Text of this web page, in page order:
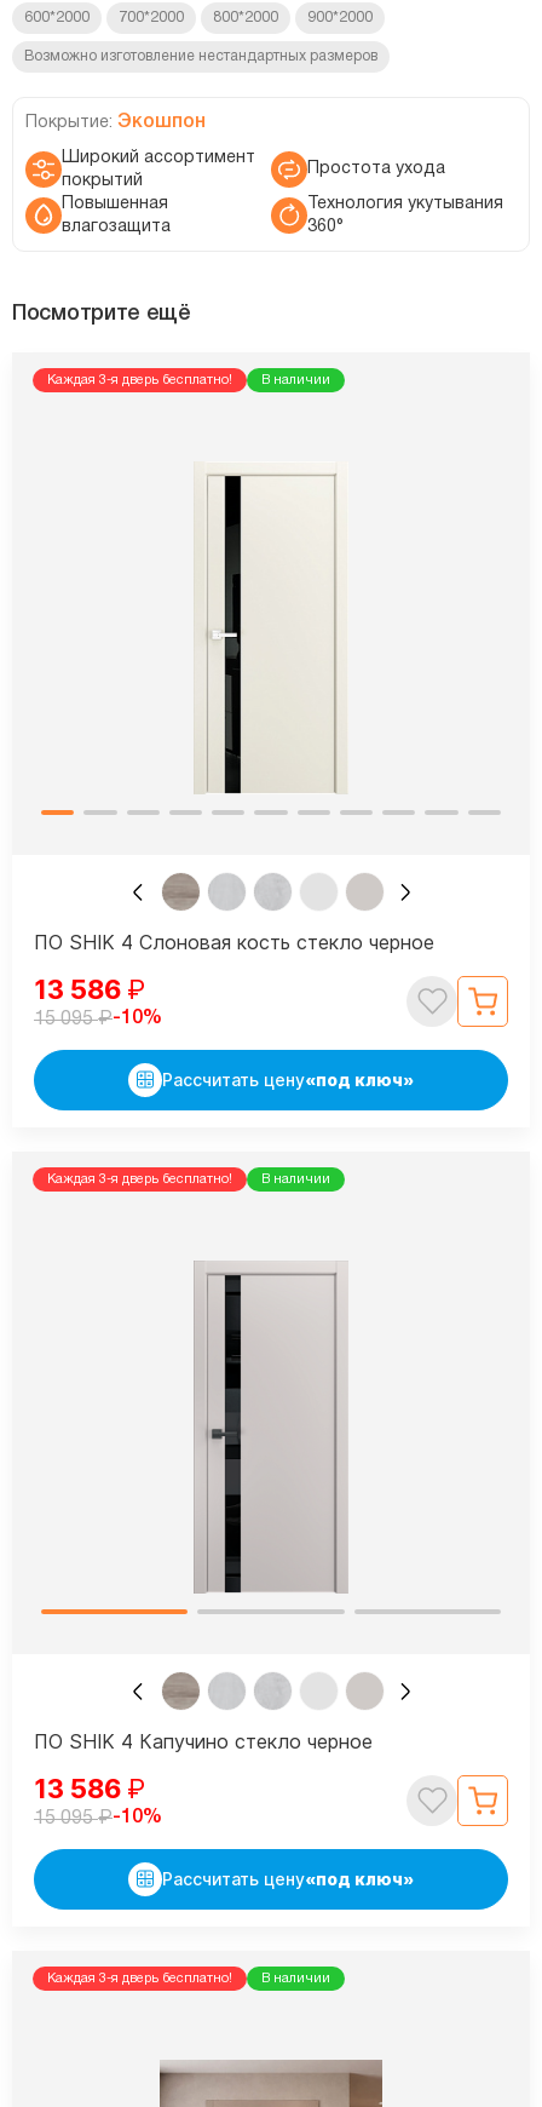
600*2000 700*2000 800*2000 900*2000
Возможно изготовление нестандартных размеров
Покрытие: Экошпон
Широкий ассортимент
покрытий
Простота ухода
Повышенная
влагозащита
Технология укутывания
360°
Посмотрите ещё
Каждая 3-я дверь бесплатно! В наличии
ПО SHIK 4 Слоновая кость стекло черное
13 586 ₽
15 095₽-10%
Рассчитать цену«под ключ»
Каждая 3-я дверь бесплатно! В наличии
ПО SHIK 4 Капучино стекло черное
13 586 ₽
15 095₽-10%
Рассчитать цену«под ключ»
Каждая 3-я дверь бесплатно! В наличии